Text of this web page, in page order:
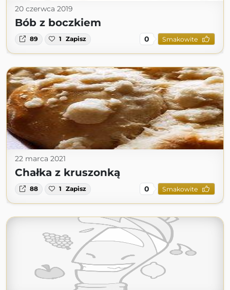
20 czerwca 2019
Bób z boczkiem
89 1 Zapisz 0 Smakowite
22 marca 2021
Chałka z kruszonką
88 1 Zapisz 0 Smakowite